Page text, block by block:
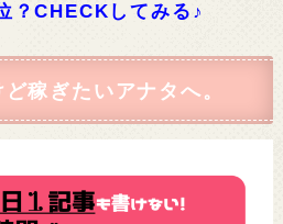
？CHECKしてみる♪
稼ぎたいアナタへ。